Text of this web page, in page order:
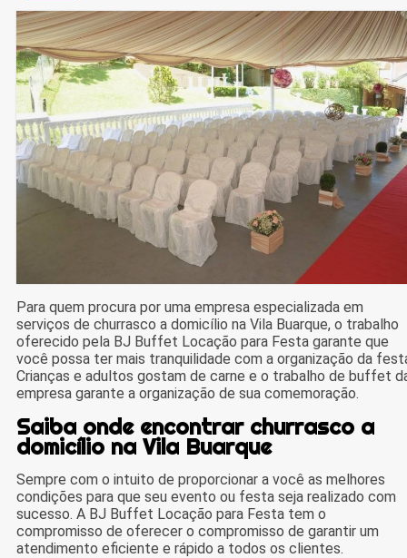
Para quem procura por uma empresa especializada em
serviços de churrasco a domicílio na Vila Buarque, o trabalho
oferecido pela BJ Buffet Locação para Festa garante que
você possa ter mais tranquilidade com a organização da
Crianças e adultos gostam de carne e o trabalho de buffet
empresa garante a organização de sua comemoração.
Saiba onde encontrar churrasco a
domicílio na Vila Buarque
Sempre com o intuito de proporcionar a você as melhores
condições para que seu evento ou festa seja realizado com
sucesso. A BJ Buffet Locação para Festa tem o
compromisso de oferecer o compromisso de garantir um
atendimento eficiente e rápido a todos os clientes.